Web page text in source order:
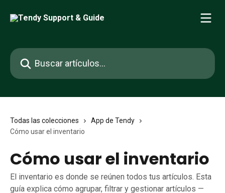
Buscar artículos...
Todas las colecciones
App de Tendy
Cómo usar el inventario
Cómo usar el inventario
El inventario es donde se reúnen todos tus artículos. Esta
guía explica cómo agrupar, filtrar y gestionar artículos —